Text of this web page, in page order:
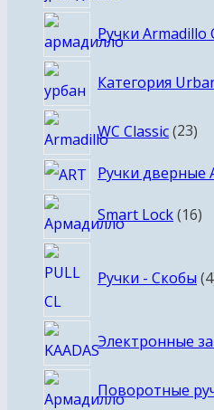
Ручки Armadillo
Категория
WC Classic 2323
Ручки дверные
Smart Lock 1616
Ручки - Скобы 4
Электронные
Поворотные